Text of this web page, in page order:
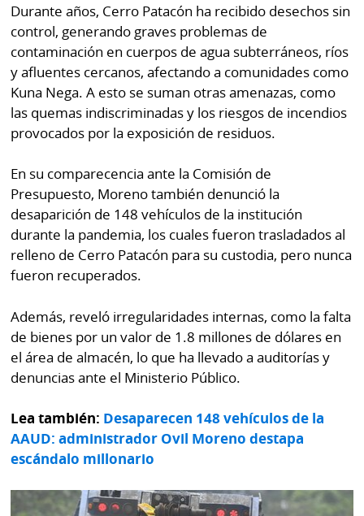
Durante años, Cerro Patacón ha recibido desechos sin
control, generando graves problemas de
contaminación en cuerpos de agua subterráneos, ríos
y afluentes cercanos, afectando a comunidades como
Kuna Nega. A esto se suman otras amenazas, como
las quemas indiscriminadas y los riesgos de incendios
provocados por la exposición de residuos.
En su comparecencia ante la Comisión de
Presupuesto, Moreno también denunció la
desaparición de 148 vehículos de la institución
durante la pandemia, los cuales fueron trasladados al
relleno de Cerro Patacón para su custodia, pero nunca
fueron recuperados.
Además, reveló irregularidades internas, como la falta
de bienes por un valor de 1.8 millones de dólares en
el área de almacén, lo que ha llevado a auditorías y
denuncias ante el Ministerio Público.
Lea también: Desaparecen 148 vehículos de la
AAUD: administrador Ovil Moreno destapa
escándalo millonario